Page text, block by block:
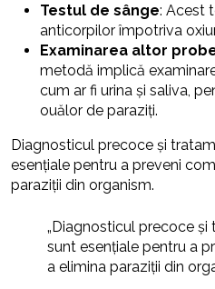
Testul de sânge: Acest
anticorpilor împotriva
Examinarea altor
metodă implică
cum ar fi urina și saliva,
ouălor de paraziți.
Diagnosticul precoce și
esențiale pentru a preveni
paraziții din organism.
„Diagnosticul precoce
sunt esențiale pentru a
a elimina paraziții din